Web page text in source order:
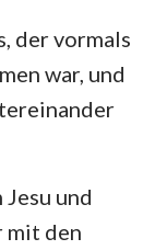
der vormals
war, und
Jesu und
mit den